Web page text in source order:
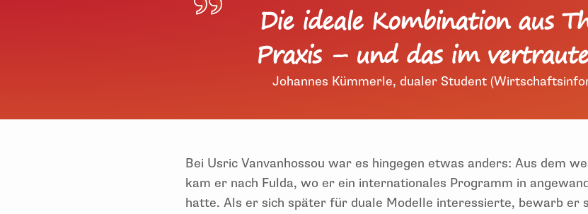
Die ideale Kombination aus
Praxis – und das im
Johannes Kümmerle, dualer Student
Bei Usric Vanvanhossou war es hingegen etwas anders: Aus dem
kam er nach Fulda, wo er ein internationales Programm in
hatte. Als er sich später für duale Modelle interessierte, bewarb er